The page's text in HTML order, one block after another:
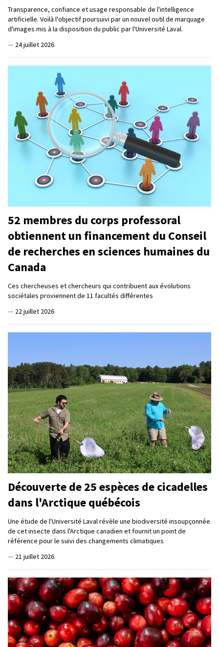
Transparence, confiance et usage responsable de l'intelligence
artificielle. Voilà l'objectif poursuivi par un nouvel outil de marquage
d'images mis à la disposition du public par l'Université Laval.
— 24 juillet 2026
52 membres du corps professoral
obtiennent un financement du Conseil
de recherches en sciences humaines du
Canada
Ces chercheuses et chercheurs qui contribuent aux évolutions
sociétales proviennent de 11 facultés différentes
— 22 juillet 2026
Découverte de 25 espèces de cicadelles
dans l'Arctique québécois
Une étude de l'Université Laval révèle une biodiversité insoupçonnée
de cet insecte dans l'Arctique canadien et fournit un point de
référence pour le suivi des changements climatiques
— 21 juillet 2026